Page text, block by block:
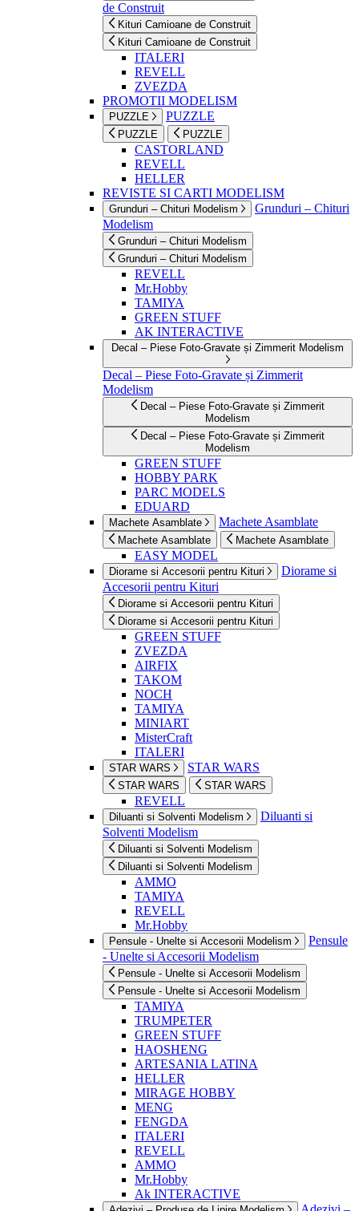
de Construit
Kituri Camioane de Construit
Kituri Camioane de Construit
ITALERI
REVELL
ZVEZDA
PROMOTII MODELISM
PUZZLE PUZZLE
PUZZLE PUZZLE
CASTORLAND
REVELL
HELLER
REVISTE SI CARTI MODELISM
Grunduri – Chituri Modelism
Grunduri – Chituri
Modelism
Grunduri – Chituri Modelism
Grunduri – Chituri Modelism
REVELL
Mr.Hobby
TAMIYA
GREEN STUFF
AK INTERACTIVE
Decal – Piese Foto-Gravate și Zimmerit Modelism
Decal – Piese Foto-Gravate și Zimmerit
Modelism
Decal – Piese Foto-Gravate și Zimmerit
Modelism
Decal – Piese Foto-Gravate și Zimmerit
Modelism
GREEN STUFF
HOBBY PARK
PARC MODELS
EDUARD
Machete Asamblate Machete Asamblate
Machete Asamblate Machete Asamblate
EASY MODEL
Diorame si Accesorii pentru Kituri
Diorame si
Accesorii pentru Kituri
Diorame si Accesorii pentru Kituri
Diorame si Accesorii pentru Kituri
GREEN STUFF
ZVEZDA
AIRFIX
TAKOM
NOCH
TAMIYA
MINIART
MisterCraft
ITALERI
STAR WARS STAR WARS
STAR WARS STAR WARS
REVELL
Diluanti si Solventi Modelism
Diluanti si
Solventi Modelism
Diluanti si Solventi Modelism
Diluanti si Solventi Modelism
AMMO
TAMIYA
REVELL
Mr.Hobby
Pensule - Unelte si Accesorii Modelism
Pensule
- Unelte si Accesorii Modelism
Pensule - Unelte si Accesorii Modelism
Pensule - Unelte si Accesorii Modelism
TAMIYA
TRUMPETER
GREEN STUFF
HAOSHENG
ARTESANIA LATINA
HELLER
MIRAGE HOBBY
MENG
FENGDA
ITALERI
REVELL
AMMO
Mr.Hobby
Ak INTERACTIVE